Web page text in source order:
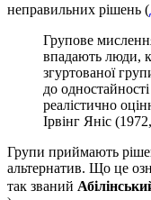
неправильних рішень (
Групове
впадають люди,
згуртованої
до
реалістично
Ірвінг Яніс
Групи приймають
альтернатив. Що це
так званий